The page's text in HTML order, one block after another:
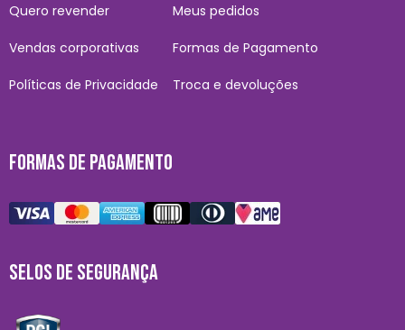
Quero revender
Vendas corporativas
Políticas de Privacidade
Meus pedidos
Formas de Pagamento
Troca e devoluções
FORMAS DE PAGAMENTO
SELOS DE SEGURANÇA